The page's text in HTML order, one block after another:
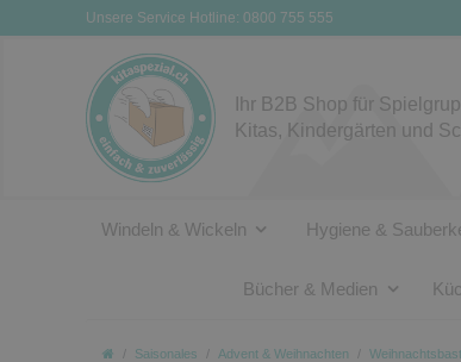
Unsere Service Hotline: 0800 755 555
Ihr B2B Shop für
Kitas, Kindergärten und
Windeln & Wickeln Hygiene &
Bücher & Medien
Saisonales Advent & Weihnachten